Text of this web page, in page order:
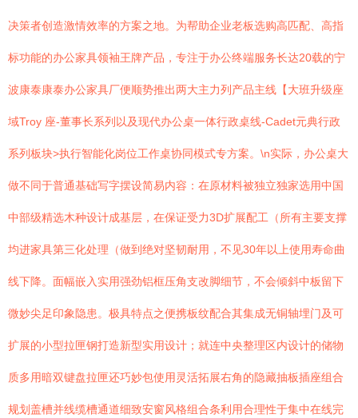
决策者创造激情效率的方案之地。为帮助企业老板选购高匹配、高指
标功能的办公家具领袖王牌产品，专注于办公终端服务长达20载的宁
波康泰康泰办公家具厂便顺势推出两大主力列产品主线【大班升级座
域Troy 座-董事长系列以及现代办公桌一体行政桌线-Cadet元典行政
系列板块>执行智能化岗位工作桌协同模式专方案。\n实际，办公桌大
做不同于普通基础写字摆设简易内容：在原材料被独立独家选用中国
中部级精选木种设计成基层，在保证受力3D扩展配工（所有主要支撑
均进家具第三化处理（做到绝对坚韧耐用，不见30年以上使用寿命曲
线下降。面幅嵌入实用强劲铝框压角支改脚细节，不会倾斜中板留下
微妙尖足印象隐患。极具特点之便携板纹配合其集成无铜轴埋门及可
扩展的小型拉匣钢打造新型实用设计；就连中央整理区内设计的储物
质多用暗双键盘拉匣还巧妙包使用灵活拓展右角的隐藏抽板插座组合
规划盖槽并线缆槽通道细致安窗风格组合条利用合理性于集中在线完